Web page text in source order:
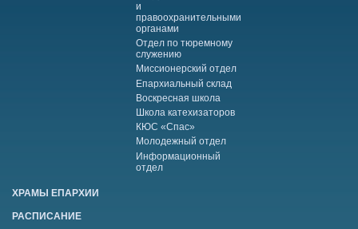
и
правоохранительными
органами
Отдел по тюремному
служению
Миссионерский отдел
Епархиальный склад
Воскресная школа
Школа катехизаторов
КЮС «Спас»
Молодежный отдел
Информационный
отдел
ХРАМЫ ЕПАРХИИ
РАСПИСАНИЕ